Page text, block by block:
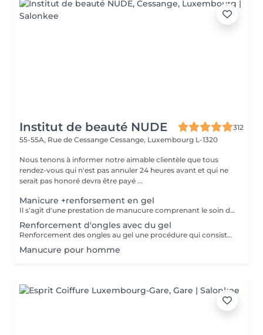
Institut de beauté NUDE
312
55-55A, Rue de Cessange Cessange, Luxembourg L-1320
Nous tenons à informer notre aimable clientèle que tous
rendez-vous qui n'est pas annuler 24 heures avant et qui ne
serait pas honoré devra être payé ...
Manicure +renforsement en gel
Il s'agit d'une prestation de manucure comprenant le soin des cuticules, le polissage des replis latéraux, ainsi que le renforcement de vos ongles naturels sans extension. Les ongles deviennent plus forts, soignés et gardent leur longueur naturelle. Il est recommandé de répéter la procédure toutes les 3 semaines pour maintenir un résultat optimal.
Renforcement d'ongles avec du gel
Renforcement des ongles au gel une procédure qui consiste à appliquer un gel fortifiant sur l'ongle naturel. Il protège contre la casse, lisse la surface et renforce les ongles. Convient à : Ongles fins, cassants et dédoublés Ceux qui veulent renforcer leurs ongles sans extension Prolonger la tenue du vernis Le gel est appliqué en fine couche, sans alourdir l'ongle, et aide à obtenir une longueur saine.
Manucure pour homme